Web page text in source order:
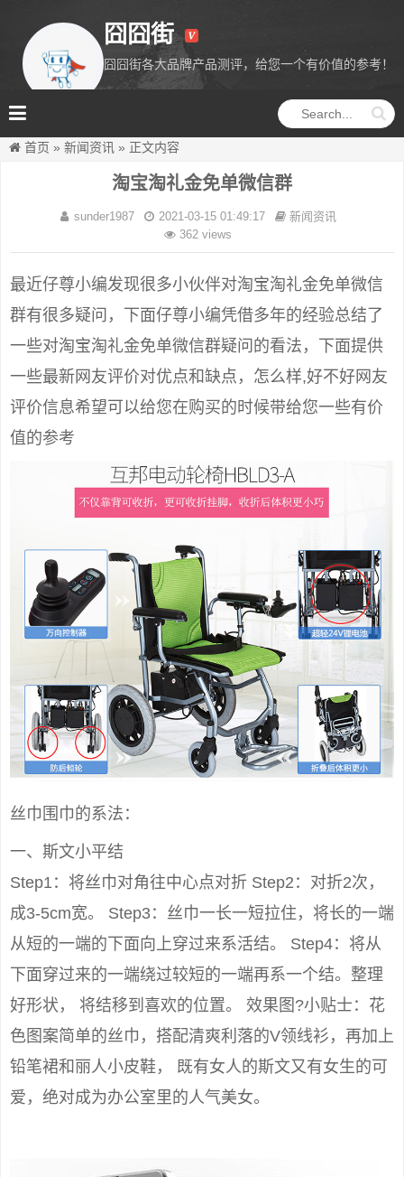
囧囧街
囧囧街各大品牌产品测评，给您一个有价值的参考！
首页 » 新闻资讯 » 正文内容
淘宝淘礼金免单微信群
sunder1987 2021-03-15 01:49:17
新闻资讯
362 views
最近仔尊小编发现很多小伙伴对淘宝淘礼金免单微信
群有很多疑问，下面仔尊小编凭借多年的经验总结了
一些对淘宝淘礼金免单微信群疑问的看法，下面提供
一些最新网友评价对优点和缺点，怎么样,好不好网友
评价信息希望可以给您在购买的时候带给您一些有价
值的参考
丝巾围巾的系法：
一、斯文小平结
Step1：将丝巾对角往中心点对折 Step2：对折2次，
成3-5cm宽。 Step3：丝巾一长一短拉住，将长的一端
从短的一端的下面向上穿过来系活结。 Step4：将从
下面穿过来的一端绕过较短的一端再系一个结。整理
好形状， 将结移到喜欢的位置。 效果图?小贴士：花
色图案简单的丝巾，搭配清爽利落的V领线衫，再加上
铅笔裙和丽人小皮鞋， 既有女人的斯文又有女生的可
爱，绝对成为办公室里的人气美女。